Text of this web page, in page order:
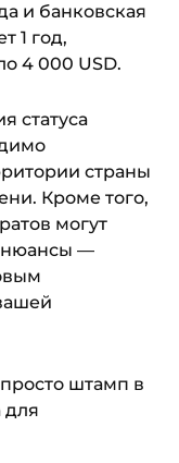
и банковская
1 год,
4 000 USD.
статуса
страны
Кроме того,
могут
нюансы —
штамп в
для